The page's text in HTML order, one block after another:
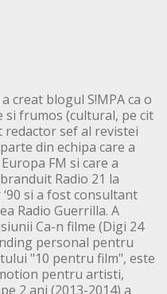
creat blogul S!MPA ca o
si frumos (cultural, pe cit
redactor sef al revistei
din echipa care a
FM si care a
Radio 21 la
si a fost consultant
Radio Guerrilla. A
Ca-n filme (Digi 24
personal pentru
"10 pentru film", este
pentru artisti,
2 ani (2013-2014) a